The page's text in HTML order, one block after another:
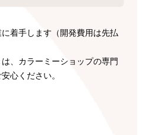
着手します（開発費用は先払
、カラーミーショップの専門
心ください。